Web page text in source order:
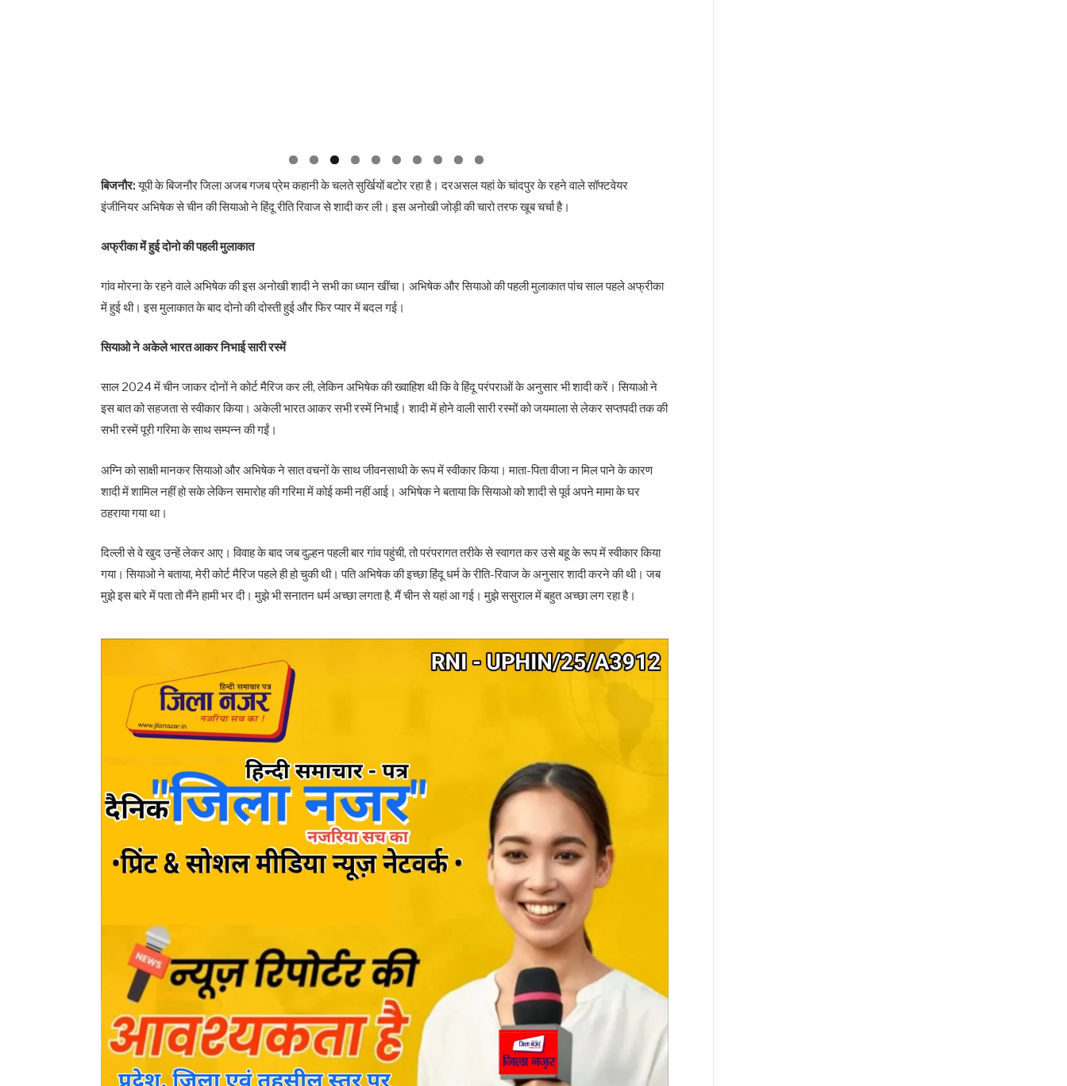
बिजनौर:यूपी के बिजनौर जिला अजब गजब प्रेम कहानी के चलते सुर्खियों बटोर रहा है। दरअसल यहां के चांदपुर के रहने वाले सॉफ्टवेयर
इंजीनियर अभिषेक से चीन की सियाओ ने हिंदू रीति रिवाज से शादी कर ली। इस अनोखी जोड़ी की चारो तरफ खूब चर्चा है।
अफ्रीका मेंं हुई दोनो की पहली मुलाकात
गांव मोरना के रहने वाले अभिषेक की इस अनोखी शादी ने सभी का ध्यान खींचा। अभिषेक और सियाओ की पहली मुलाकात पांच साल पहले अफ्रीका
में हुई थी। इस मुलाकात के बाद दोनो की दोस्ती हुई और फिर प्यार में बदल गई।
सियाओ ने अकेले भारत आकर निभाई सारी रस्में
साल 2024 में चीन जाकर दोनों ने कोर्ट मैरिज कर ली, लेकिन अभिषेक की ख्वाहिश थी कि वे हिंदू परंपराओं के अनुसार भी शादी करें। सियाओ ने
इस बात को सहजता से स्वीकार किया। अकेली भारत आकर सभी रस्में निभाईं। शादी में होने वाली सारी रस्मों को जयमाला से लेकर सप्तपदी तक की
सभी रस्में पूरी गरिमा के साथ सम्पन्न की गईं।
अग्नि को साक्षी मानकर सियाओ और अभिषेक ने सात वचनों के साथ जीवनसाथी के रूप में स्वीकार किया। माता-पिता वीजा न मिल पाने के कारण
शादी में शामिल नहीं हो सके लेकिन समारोह की गरिमा में कोई कमी नहीं आई। अभिषेक ने बताया कि सियाओ को शादी से पूर्व अपने मामा के घर
ठहराया गया था।
दिल्ली से वे खुद उन्हें लेकर आए। विवाह के बाद जब दुल्हन पहली बार गांव पहुंची, तो परंपरागत तरीके से स्वागत कर उसे बहू के रूप में स्वीकार किया
गया। सियाओ ने बताया, मेरी कोर्ट मैरिज पहले ही हो चुकी थी। पति अभिषेक की इच्छा हिंदू धर्म के रीति-रिवाज के अनुसार शादी करने की थी। जब
मुझे इस बारे में पता तो मैंने हामी भर दी। मुझे भी सनातन धर्म अच्छा लगता है. मैं चीन से यहां आ गई। मुझे ससुराल में बहुत अच्छा लग रहा है।